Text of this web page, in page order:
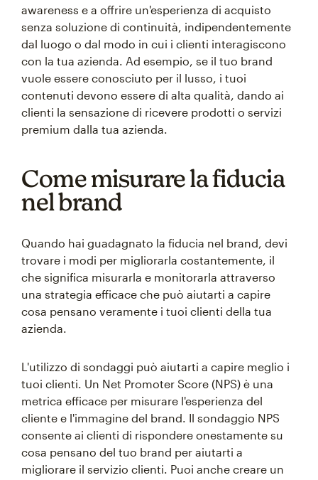
awareness e a offrire un'esperienza di acquisto
senza soluzione di continuità, indipendentemente
dal luogo o dal modo in cui i clienti interagiscono
con la tua azienda. Ad esempio, se il tuo brand
vuole essere conosciuto per il lusso, i tuoi
contenuti devono essere di alta qualità, dando ai
clienti la sensazione di ricevere prodotti o servizi
premium dalla tua azienda.
Come misurare la fiducia
nel brand
Quando hai guadagnato la fiducia nel brand, devi
trovare i modi per migliorarla costantemente, il
che significa misurarla e monitorarla attraverso
una strategia efficace che può aiutarti a capire
cosa pensano veramente i tuoi clienti della tua
azienda.
L'utilizzo di sondaggi può aiutarti a capire meglio i
tuoi clienti. Un Net Promoter Score (NPS) è una
metrica efficace per misurare l'esperienza del
cliente e l'immagine del brand. Il sondaggio NPS
consente ai clienti di rispondere onestamente su
cosa pensano del tuo brand per aiutarti a
migliorare il servizio clienti. Puoi anche creare un